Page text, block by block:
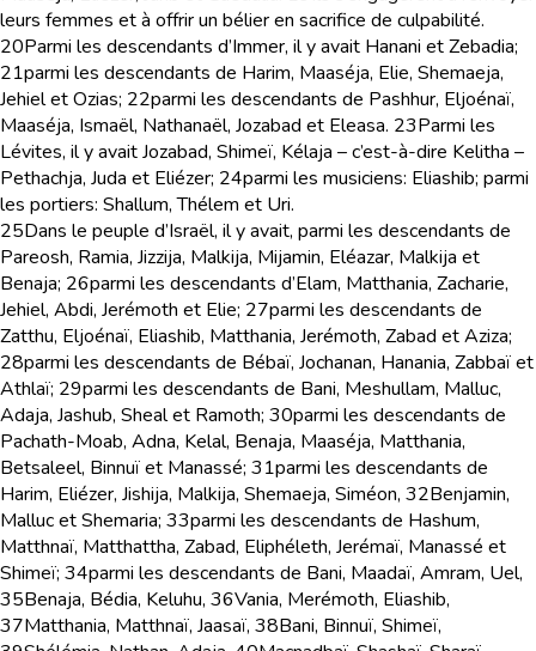
leurs femmes et à offrir un bélier en sacrifice de culpabilité.
20Parmi les descendants d’Immer, il y avait Hanani et Zebadia;
21parmi les descendants de Harim, Maaséja, Elie, Shemaeja,
Jehiel et Ozias; 22parmi les descendants de Pashhur, Eljoénaï,
Maaséja, Ismaël, Nathanaël, Jozabad et Eleasa. 23Parmi les
Lévites, il y avait Jozabad, Shimeï, Kélaja – c’est-à-dire Kelitha –
Pethachja, Juda et Eliézer; 24parmi les musiciens: Eliashib; parmi
les portiers: Shallum, Thélem et Uri.
25Dans le peuple d’Israël, il y avait, parmi les descendants de
Pareosh, Ramia, Jizzija, Malkija, Mijamin, Eléazar, Malkija et
Benaja; 26parmi les descendants d’Elam, Matthania, Zacharie,
Jehiel, Abdi, Jerémoth et Elie; 27parmi les descendants de
Zatthu, Eljoénaï, Eliashib, Matthania, Jerémoth, Zabad et Aziza;
28parmi les descendants de Bébaï, Jochanan, Hanania, Zabbaï et
Athlaï; 29parmi les descendants de Bani, Meshullam, Malluc,
Adaja, Jashub, Sheal et Ramoth; 30parmi les descendants de
Pachath-Moab, Adna, Kelal, Benaja, Maaséja, Matthania,
Betsaleel, Binnuï et Manassé; 31parmi les descendants de
Harim, Eliézer, Jishija, Malkija, Shemaeja, Siméon, 32Benjamin,
Malluc et Shemaria; 33parmi les descendants de Hashum,
Matthnaï, Matthattha, Zabad, Eliphéleth, Jerémaï, Manassé et
Shimeï; 34parmi les descendants de Bani, Maadaï, Amram, Uel,
35Benaja, Bédia, Keluhu, 36Vania, Merémoth, Eliashib,
37Matthania, Matthnaï, Jaasaï, 38Bani, Binnuï, Shimeï,